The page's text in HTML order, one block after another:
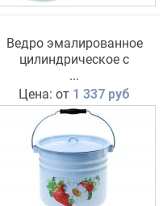
Ведро эмалированное
цилиндрическое с
крышкой с деколью
...
Цена: от 1 337 руб